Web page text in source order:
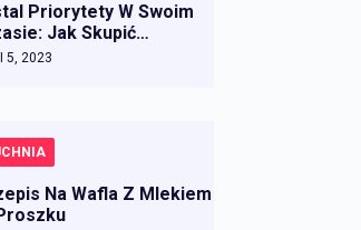
Priorytety W Swoim
Jak Skupić…
5, 2023
Na Wafla Z Mlekiem